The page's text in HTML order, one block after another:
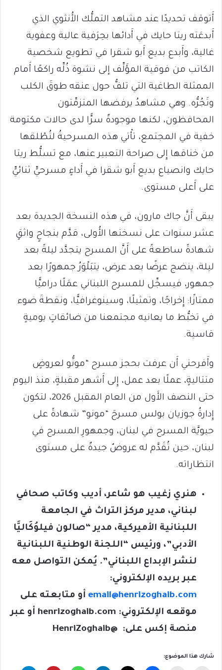
أَتوقف تحديدًا عند مشاهد التملُّك الأُنثوي الذي
أَبدعَته ريتا حايك في أَدائها بحِرَفية عالية وعفوية
غالية، وأَبدع بديع أَبو شقرا في تطويع شخصية
الكاتب من فوقية المؤَلِّف إلى نشوة ذُلِّه راكعًا أَمام
الممثلة الطاغية التي تلفُّ حول عنقه طوقَ الكلب
وتَجُرُّه. وهي مشاهدُ يرفضها المتزمِّتون
المحافظون، لكنها موجودةٌ سرًّا لدى حالات مكتومة
خفية في المجتمع، تأْتي هذه المسرحيةُ لتُطْلقها
من خناقها إِلى صراحة التعبير عنها، مع تسلُّط ريتا
حايك وانصياع بديع أَبو شقرا في أَداءٍ مسرحيٍّ ثنائيٍّ
على أَعلى مستوى.
يبقى أَنَّ جاك مارون، في هذه النسخة الجديدة بعد
عشر سنوات على نسختها الأُولى، قدَّم بنجاحٍ واثقٍ
شهادةً ساطعةً على أَنَّ المسرح يتجدَّد ليلةً بعد
ليلة، ينضج عرضًا بعد عرض، يتبَلْوَرُ جمهورًا بعد
جمهور، فيسجِّل للمسرح اللبناني عمَلًا دراميًّا
ممتازًا: إِخراجًا، وتمثيلًا، وسينوغرافيًّا، ونقطةَ ضوء
في تخبُّط ما يعانيه مجتمعنا من ضائقاتٍ يوميةٍ
قاسية.
وأَفرحني أَن عرفت بحجز مسرح “مونُّو لعروضٍ
متتاليةٍ، عملًا بعد عمل، إِلى أَشهر مقبلةٍ، منذ اليوم
حتى النصف الأَول من العام المقبل 2026، لتكون
إِدارةُ جوزيان بولس مسرحَ “مونو” شهادةً على
حيويَّة المسرح في لبنان، وجمهورِ المسرح في
لبنان، حين تُقَدَّم له عروضٌ جيدةٌ على مستوى
انتظاراته.
هنري زغيب هو شاعر، أديب وكاتب صحافي
لبناني، مدير مركز التراث في الجامعة
اللبنانية الأميركية، مدير “صالون فيلوُكَاليَّا
الأدبي”، ورئيس “اللجنة الوطنية اللبنانية
لنشر الإبداع اللبناني”. يُمكن التواصل معه
عبر بريده الإلكتروني:
email@henrizoghaib.com أو متابعته على
موقعه الإلكتروني: henrizoghaib.com أو عبر
منصة إكس على: @HenriZoghaib
شارك هذا الموضوع: